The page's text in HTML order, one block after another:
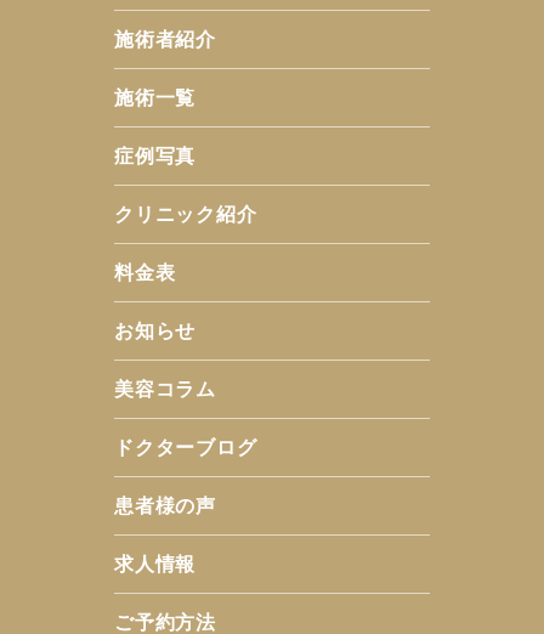
施術者紹介
施術一覧
症例写真
クリニック紹介
料金表
お知らせ
美容コラム
ドクターブログ
患者様の声
求人情報
ご予約方法